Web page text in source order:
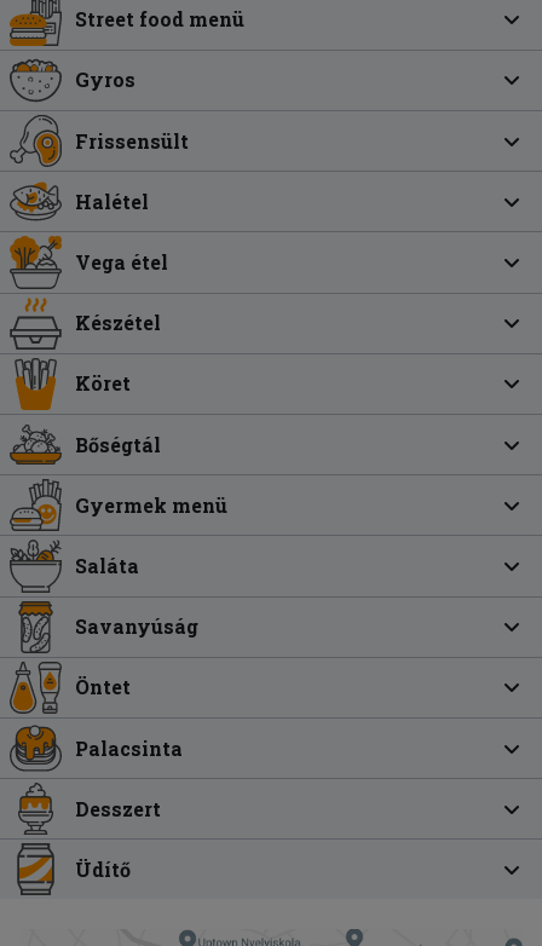
Street food menü
Gyros
Frissensült
Halétel
Vega étel
Készétel
Köret
Bőségtál
Gyermek menü
Saláta
Savanyúság
Öntet
Palacsinta
Desszert
Üdítő